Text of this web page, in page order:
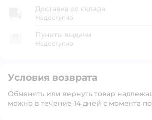
Доставка со склада
Недоступно
Пункты выдачи
Недоступно
Условия возврата
Обменять или вернуть товар
можно в течение 14 дней с момента